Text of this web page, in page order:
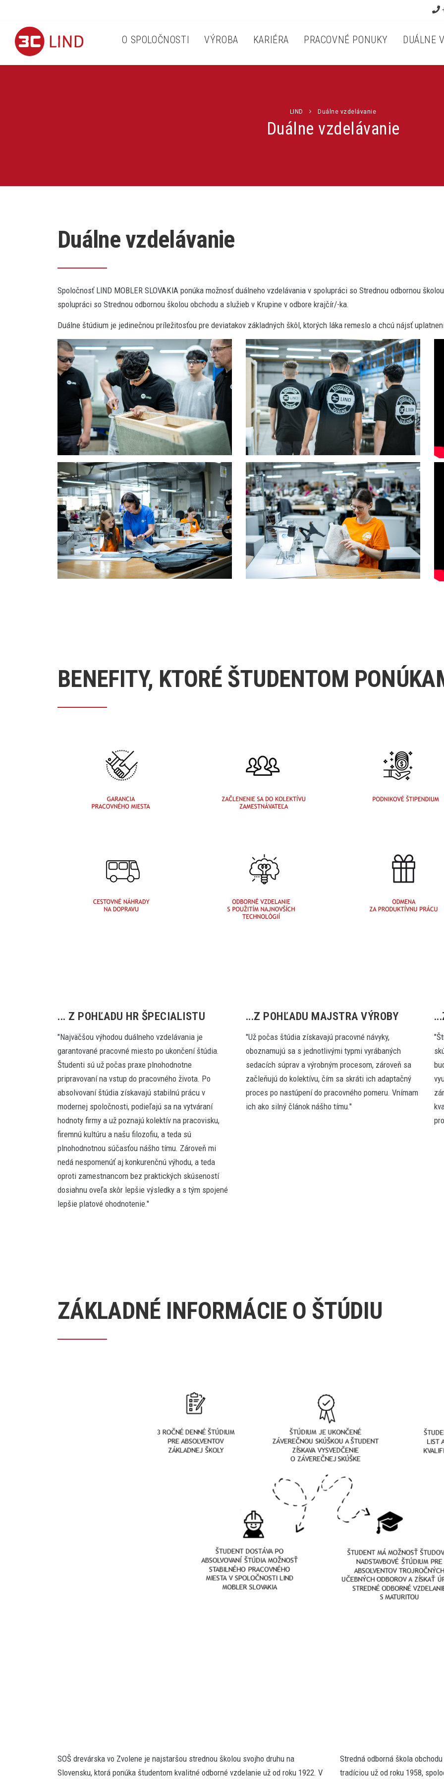
O SPOLOČNOSTI VÝROBA KARIÉRA PRACOVNÉ PONUKY DUÁLNE
LIND Duálne vzdelávanie
Duálne vzdelávanie
Duálne vzdelávanie
Spoločnosť LIND MOBLER SLOVAKIA ponúka možnosť duálneho vzdelávania v spolupráci so Strednou odbornou
spolupráci so Strednou odbornou školou obchodu a služieb v Krupine v odbore krajčír/-ka.
Duálne štúdium je jedinečnou príležitosťou pre deviatakov základných škôl, ktorých láka remeslo a chcú nájsť
BENEFITY, KTORÉ ŠTUDENTOM
... Z POHĽADU HR ŠPECIALISTU
"Najväčšou výhodou duálneho vzdelávania je
garantované pracovné miesto po ukončení štúdia.
Študenti sú už počas praxe plnohodnotne
pripravovaní na vstup do pracovného života. Po
absolvovaní štúdia získavajú stabilnú prácu v
modernej spoločnosti, podieľajú sa na vytváraní
hodnoty firmy a už poznajú kolektív na pracovisku,
firemnú kultúru a našu filozofiu, a teda sú
plnohodnotnou súčasťou nášho tímu. Zároveň mi
nedá nespomenúť aj konkurenčnú výhodu, a teda
oproti zamestnancom bez praktických skúseností
dosiahnu oveľa skôr lepšie výsledky a s tým spojené
lepšie platové ohodnotenie."
...Z POHĽADU MAJSTRA VÝROBY
"Už počas štúdia získavajú pracovné návyky,
oboznamujú sa s jednotlivými typmi vyrábaných
sedacích súprav a výrobným procesom, zároveň sa
začleňujú do kolektívu, čím sa skráti ich adaptačný
proces po nastúpení do pracovného pomeru. Vnímam
ich ako silný článok nášho tímu."
ZÁKLADNÉ INFORMÁCIE O ŠTÚDIU
SOŠ drevárska vo Zvolene je najstaršou strednou školou svojho druhu na
Slovensku, ktorá ponúka študentom kvalitné odborné vzdelanie už od roku 1922. V
Stredná odborná škola
tradíciou už od roku 1958,